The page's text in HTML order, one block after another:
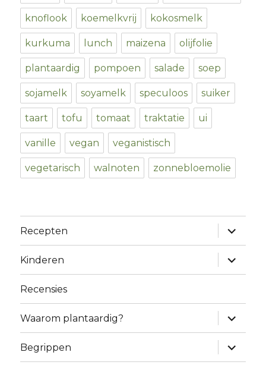
knoflook koemelkvrij kokosmelk
kurkuma lunch maizena olijfolie
plantaardig pompoen salade soep
sojamelk soyamelk speculoos suiker
taart tofu tomaat traktatie ui
vanille vegan veganistisch
vegetarisch walnoten zonnebloemolie
Recepten
expand
child
menu
Kinderen
expand
child
menu
Recensies
Waarom plantaardig?
expand
child
menu
Begrippen
expand
child
menu